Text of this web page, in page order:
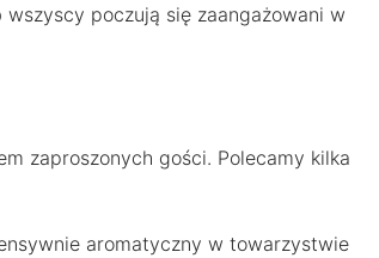
poczują się zaangażowani w
zaproszonych gości. Polecamy kilka
aromatyczny w towarzystwie